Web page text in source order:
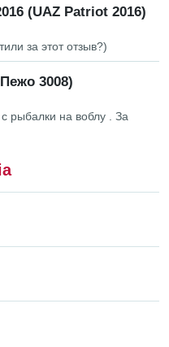
(UAZ Patriot 2016)
за этот отзыв?)
3008)
рыбалки на воблу . За